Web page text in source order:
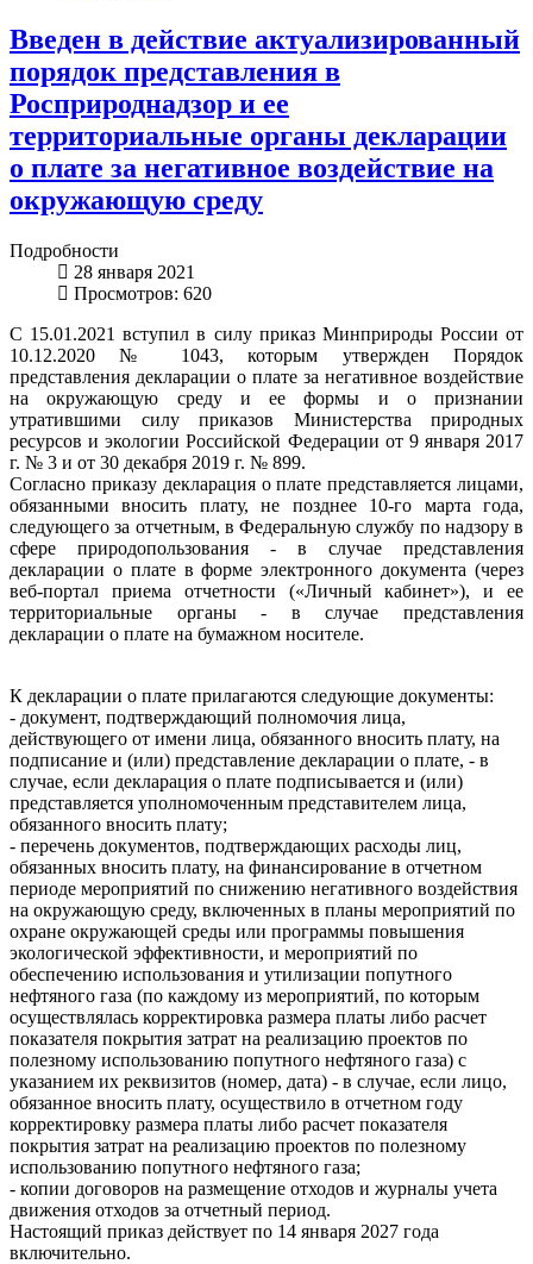
Введен в действие актуализированный
порядок представления в
Росприроднадзор и ее
территориальные органы декларации
о плате за негативное воздействие на
окружающую среду
Подробности
28 января 2021
Просмотров: 620
С 15.01.2021 вступил в силу приказ Минприроды России от
10.12.2020 № 1043, которым утвержден Порядок
представления декларации о плате за негативное воздействие
на окружающую среду и ее формы и о признании
утратившими силу приказов Министерства природных
ресурсов и экологии Российской Федерации от 9 января 2017
г. № 3 и от 30 декабря 2019 г. № 899.
Согласно приказу декларация о плате представляется лицами,
обязанными вносить плату, не позднее 10-го марта года,
следующего за отчетным, в Федеральную службу по надзору в
сфере природопользования - в случае представления
декларации о плате в форме электронного документа (через
веб-портал приема отчетности («Личный кабинет»), и ее
территориальные органы - в случае представления
декларации о плате на бумажном носителе.
К декларации о плате прилагаются следующие документы:
- документ, подтверждающий полномочия лица,
действующего от имени лица, обязанного вносить плату, на
подписание и (или) представление декларации о плате, - в
случае, если декларация о плате подписывается и (или)
представляется уполномоченным представителем лица,
обязанного вносить плату;
- перечень документов, подтверждающих расходы лиц,
обязанных вносить плату, на финансирование в отчетном
периоде мероприятий по снижению негативного воздействия
на окружающую среду, включенных в планы мероприятий по
охране окружающей среды или программы повышения
экологической эффективности, и мероприятий по
обеспечению использования и утилизации попутного
нефтяного газа (по каждому из мероприятий, по которым
осуществлялась корректировка размера платы либо расчет
показателя покрытия затрат на реализацию проектов по
полезному использованию попутного нефтяного газа) с
указанием их реквизитов (номер, дата) - в случае, если лицо,
обязанное вносить плату, осуществило в отчетном году
корректировку размера платы либо расчет показателя
покрытия затрат на реализацию проектов по полезному
использованию попутного нефтяного газа;
- копии договоров на размещение отходов и журналы учета
движения отходов за отчетный период.
Настоящий приказ действует по 14 января 2027 года
включительно.